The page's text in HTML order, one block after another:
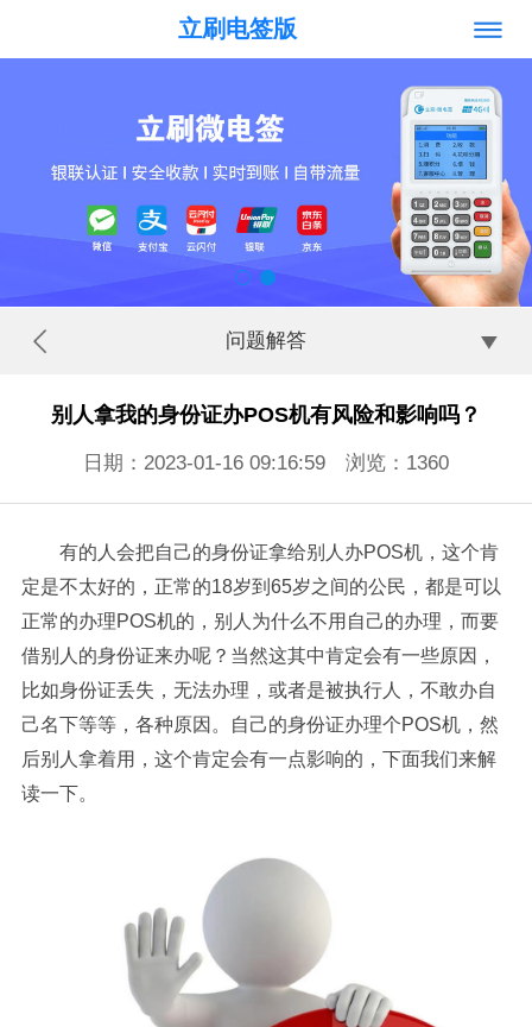
立刷电签版
问题解答
别人拿我的身份证办POS机有风险和影响吗？
日期：2023-01-16 09:16:59 浏览： 1360
有的人会把自己的身份证拿给别人办POS机，这个肯
定是不太好的，正常的18岁到65岁之间的公民，都是可以
正常的办理POS机的，别人为什么不用自己的办理，而要
借别人的身份证来办呢？当然这其中肯定会有一些原因，
比如身份证丢失，无法办理，或者是被执行人，不敢办自
己名下等等，各种原因。自己的身份证办理个POS机，然
后别人拿着用，这个肯定会有一点影响的，下面我们来解
读一下。